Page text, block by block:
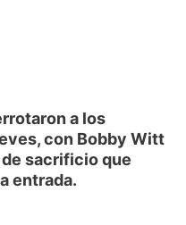
a los
con Bobby Witt
sacrificio que
entrada.